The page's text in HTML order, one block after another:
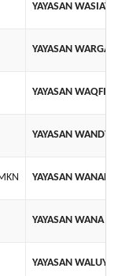
YAYASAN WASIAT
YAYASAN WARGA
YAYASAN
YAYASAN WANDY
YAYASAN
YAYASAN WANA
YAYASAN